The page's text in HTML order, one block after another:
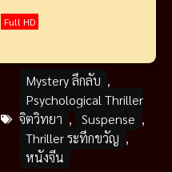
Full HD
Mystery ลึกลับ ,
Psychological Thriller
จิตวิทยา , Suspense ,
Thriller ระทึกขวัญ ,
หนังจีน